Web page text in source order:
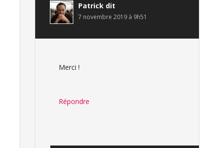
Patrick dit
7 novembre 2019 à 9h51
Merci !
Répondre